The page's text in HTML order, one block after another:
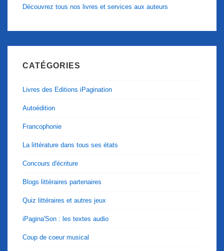
Découvrez tous nos livres et services aux auteurs
CATÉGORIES
Livres des Editions iPagination
Autoédition
Francophonie
La littérature dans tous ses états
Concours d'écriture
Blogs littéraires partenaires
Quiz littéraires et autres jeux
iPagina'Son : les textes audio
Coup de coeur musical